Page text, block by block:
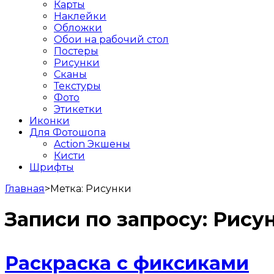
Карты
Наклейки
Обложки
Обои на рабочий стол
Постеры
Рисунки
Сканы
Текстуры
Фото
Этикетки
Иконки
Для Фотошопа
Action Экшены
Кисти
Шрифты
Главная>Метка: Рисунки
Записи по запросу:
Раскраска с фиксиками